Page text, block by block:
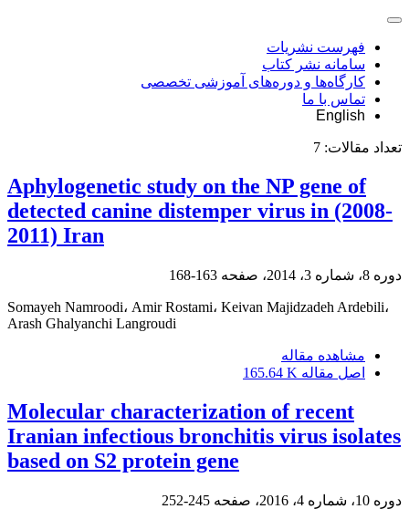
فهرست نشریات
سامانه نشر کتاب
کارگاه‌ها و دوره‌های آموزشی تخصصی
تماس با ما
English
تعداد مقالات: 7
Aphylogenetic study on the NP gene of
detected canine distemper virus in (2008-
2011) Iran
دوره 8، شماره 3، 2014، صفحه 163-168
Somayeh Namroodi، Amir Rostami، Keivan Majidzadeh Ardebili،
Arash Ghalyanchi Langroudi
مشاهده مقاله
اصل مقاله 165.64 K
Molecular characterization of recent
Iranian infectious bronchitis virus isolates
based on S2 protein gene
دوره 10، شماره 4، 2016، صفحه 245-252